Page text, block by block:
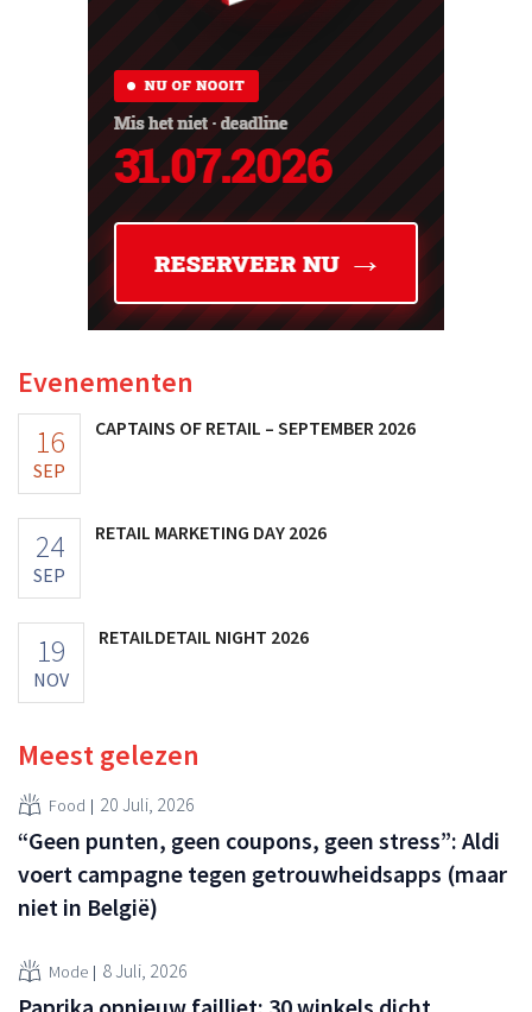
Evenementen
16
SEP
CAPTAINS OF RETAIL – SEPTEMBER 2026
24
SEP
RETAIL MARKETING DAY 2026
19
NOV
RETAILDETAIL NIGHT 2026
Meest gelezen
Food 20 Juli, 2026
“Geen punten, geen coupons, geen stress”: Aldi
voert campagne tegen getrouwheidsapps (maar
niet in België)
Mode 8 Juli, 2026